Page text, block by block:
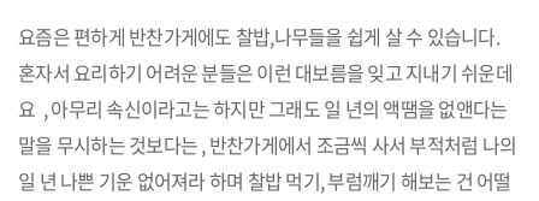
요즘은 편하게 반찬가게에도 찰밥,나무들을 쉽게 살 수 있습니다.
혼자서 요리하기 어려운 분들은 이런 대보름을 잊고 지내기 쉬운데
요 , 아무리 속신이라고는 하지만 그래도 일 년의 액땜을 없앤다는
말을 무시하는 것보다는 , 반찬가게에서 조금씩 사서 부적처럼 나의
일 년 나쁜 기운 없어져라 하며 찰밥 먹기, 부럼깨기 해보는 건 어떨